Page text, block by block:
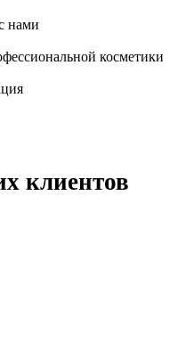
нами
косметики
клиентов